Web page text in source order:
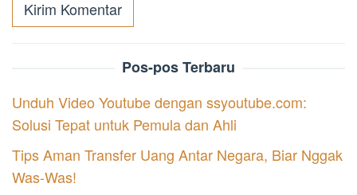
Pos-pos Terbaru
Unduh Video Youtube dengan ssyoutube.com:
Solusi Tepat untuk Pemula dan Ahli
Tips Aman Transfer Uang Antar Negara, Biar Nggak
Was-Was!